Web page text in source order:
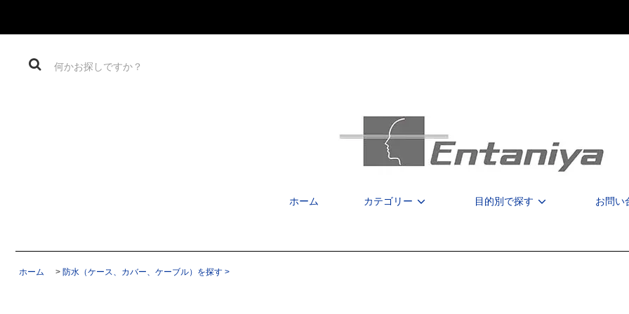
ホーム カテゴリー 目的別で探す お問い
ホーム > 防水（ケース、カバー、ケーブル）を探す >